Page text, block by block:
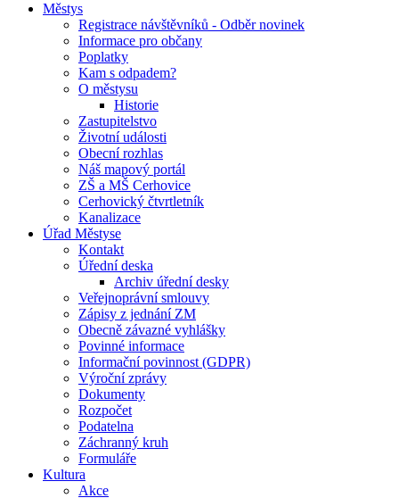
Městys
Registrace návštěvníků - Odběr novinek
Informace pro občany
Poplatky
Kam s odpadem?
O městysu
Historie
Zastupitelstvo
Životní události
Obecní rozhlas
Náš mapový portál
ZŠ a MŠ Cerhovice
Cerhovický čtvrtletník
Kanalizace
Úřad Městyse
Kontakt
Úřední deska
Archiv úřední desky
Veřejnoprávní smlouvy
Zápisy z jednání ZM
Obecně závazné vyhlášky
Povinné informace
Informační povinnost (GDPR)
Výroční zprávy
Dokumenty
Rozpočet
Podatelna
Záchranný kruh
Formuláře
Kultura
Akce